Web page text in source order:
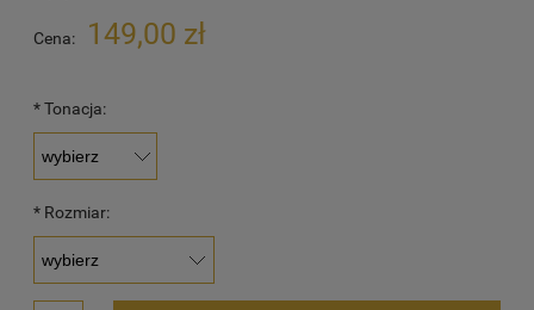
Cena: 149,00 zł
*Tonacja:
* Rozmiar: